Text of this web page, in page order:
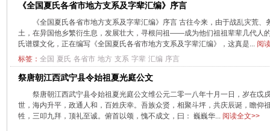
《全国夏氏各省市地方支系及字辈汇编》序言
《全国夏氏各省市地方支系及字辈汇编》序言 古往今来，由于战乱灾荒
土，在异国他乡繁衍生息，发展壮大，寻根问祖——成为他们祖祖辈辈几代人
氏谱牒文化，正在编写《全国夏氏各省市地方支系及字辈汇编》，这真是... 阅
标签： 全国 夏氏 各省市 地方 支系 字辈 汇编 序言
祭唐朝江西武宁县令始祖夏光庭公文
祭唐朝江西武宁县令始祖夏光庭公文维公元二零一八年十月一日，岁在戉
世，海内升平，政通人和，百姓庆幸。吾族众贤，相聚斗坪，共庆辰诞，瞻仰
牲，三叩九拜，顶礼至诚。俯首以颂，愧不成文，曰： 巍巍华... 阅读全文>>